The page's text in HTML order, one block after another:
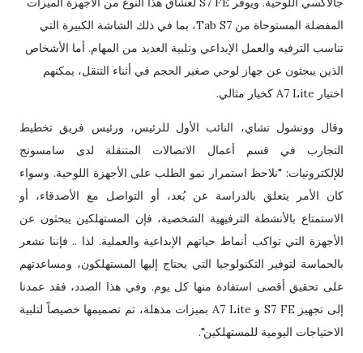
المفضلة المستوحاة من Tab S7، بما في ذلك الشاشة الكبيرة التي
تناسب الترفيه والعمل الإبداعي وتلبية العديد من المهام. أما الأشخاص
الذين يبحثون عن جهاز لوحي صغير الحجم في أثناء التنقل، يمكنهم
اختيار A7 Lite كخيار مثالي.
وقال وونشول تشاي، النائب الأول للرئيس، ورئيس فريق تخطيط
التجارب في قسم أعمال الاتصالات المتنقلة لدى سامسونج
للإلكترونيات: "نلاحظ استمرار نمو الطلب على الأجهزة اللوحية. وسواء
كان الأمر يتعلق بالدراسة عن بُعد، أو التواصل مع الأصدقاء، أو
الاستمتاع بالأنشطة الترفيهية الشخصية، فإن المستهلكين يبحثون عن
الأجهزة التي تواكب أنماط حياتهم الإبداعية والعملية. لذا .. فإننا نشعر
بالحماسة لتوفير التكنولوجيا التي يحتاج إليها المستهلكون، ومساعدتهم
على تحقيق أقصى استفادة منها كل يوم. وفي هذا الصدد، فقد عمدنا
إلى تجهيز S7 FE و A7 Lite بميزات مذهلة، تم تصميمها خصيصاً لتلبية
الاحتياجات اليومية للمستهلكين".